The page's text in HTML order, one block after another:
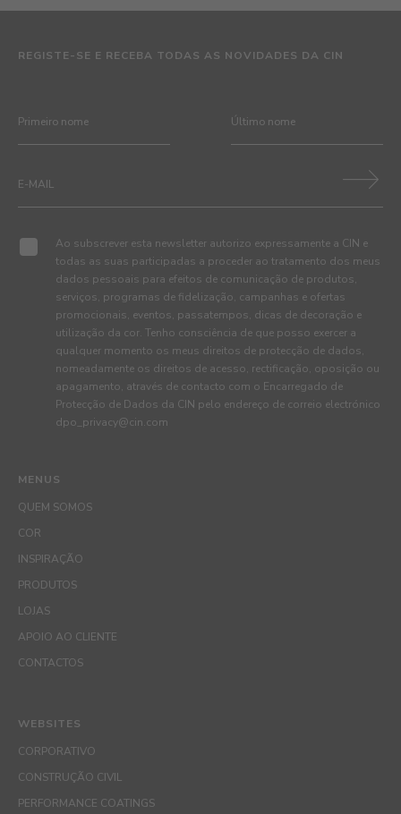
MENUS
QUEM SOMOS
COR
INSPIRAÇÃO
PRODUTOS
LOJAS
APOIO AO CLIENTE
CONTACTOS
REGISTE-SE E RECEBA TODAS AS NOVIDADES DA CIN
Ao subscrever esta newsletter autorizo expressamente a CIN e
todas as suas participadas a proceder ao tratamento dos meus
dados pessoais para efeitos de comunicação de produtos,
serviços, programas de fidelização, campanhas e ofertas
promocionais, eventos, passatempos, dicas de decoração e
utilização da cor. Tenho consciência de que posso exercer a
qualquer momento os meus direitos de protecção de dados,
nomeadamente os direitos de acesso, rectificação, oposição ou
apagamento, através de contacto com o Encarregado de
Protecção de Dados da CIN pelo endereço de correio electrónico
dpo_privacy@cin.com
WEBSITES
CORPORATIVO
CONSTRUÇÃO CIVIL
PERFORMANCE COATINGS